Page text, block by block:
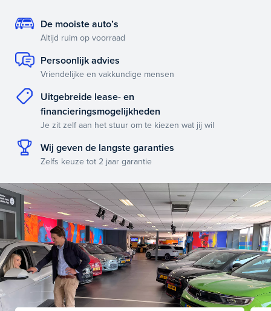
De mooiste auto’s
Altijd ruim op voorraad
Persoonlijk advies
Vriendelijke en vakkundige mensen
Uitgebreide lease- en
financieringsmogelijkheden
Je zit zelf aan het stuur om te kiezen wat jij wil
Wij geven de langste garanties
Zelfs keuze tot 2 jaar garantie